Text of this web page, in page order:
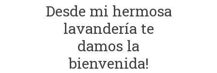
Desde mi hermosa
lavandería te
damos la
bienvenida!